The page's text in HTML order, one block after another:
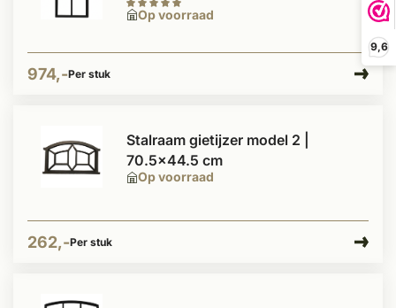
9,6
Op voorraad
974,-Per stuk
Op voorraad
Stalraam gietijzer model 2 |
70.5x44.5 cm
262,-Per stuk